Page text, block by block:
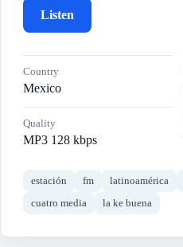
Listen
Country
Mexico
Quality
MP3 128 kbps
estación fm latinoamérica
cuatro media
la ke buena